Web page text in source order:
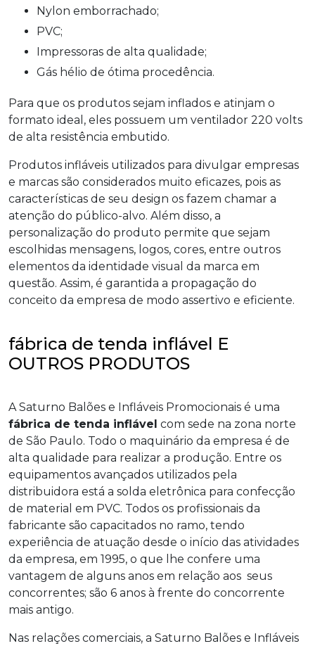
Nylon emborrachado;
PVC;
impressoras de alta qualidade;
gás hélio de ótima procedência.
Para que os produtos sejam inflados e atinjam o
formato ideal, eles possuem um ventilador 220 volts
de alta resistência embutido.
Produtos infláveis utilizados para divulgar empresas
e marcas são considerados muito eficazes, pois as
características de seu design os fazem chamar a
atenção do público-alvo. Além disso, a
personalização do produto permite que sejam
escolhidas mensagens, logos, cores, entre outros
elementos da identidade visual da marca em
questão. Assim, é garantida a propagação do
conceito da empresa de modo assertivo e eficiente.
fábrica de tenda inflável E
OUTROS PRODUTOS
A Saturno Balões e Infláveis Promocionais é uma
fábrica de tenda inflável com sede na zona norte
de São Paulo. Todo o maquinário da empresa é de
alta qualidade para realizar a produção. Entre os
equipamentos avançados utilizados pela
distribuidora está a solda eletrônica para confecção
de material em PVC. Todos os profissionais da
fabricante são capacitados no ramo, tendo
experiência de atuação desde o início das atividades
da empresa, em 1995, o que lhe confere uma
vantagem de alguns anos em relação aos seus
concorrentes; são 6 anos à frente do concorrente
mais antigo.
Nas relações comerciais, a Saturno Balões e Infláveis